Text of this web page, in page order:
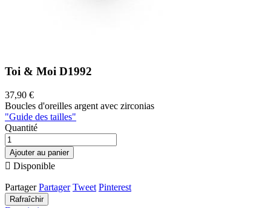
Toi & Moi D1992
37,90 €
Boucles d'oreilles argent avec zirconias
"Guide des tailles"
Quantité
Ajouter au panier
 Disponible
Partager Partager Tweet Pinterest